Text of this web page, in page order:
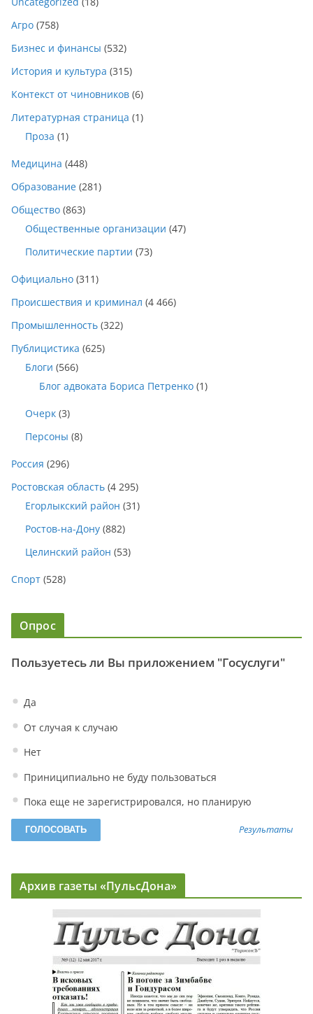
Агро (758)
Бизнес и финансы (532)
История и культура (315)
Контекст от чиновников (6)
Литературная страница (1)
Проза (1)
Медицина (448)
Образование (281)
Общество (863)
Общественные организации (47)
Политические партии (73)
Официально (311)
Происшествия и криминал (4 466)
Промышленность (322)
Публицистика (625)
Блоги (566)
Блог адвоката Бориса Петренко (1)
Очерк (3)
Персоны (8)
Россия (296)
Ростовская область (4 295)
Егорлыкский район (31)
Ростов-на-Дону (882)
Целинский район (53)
Спорт (528)
Опрос
Пользуетесь ли Вы приложением "Госуслуги"
Да
От случая к случаю
Нет
Приниципиально не буду пользоваться
Пока еще не зарегистрировался, но планирую
Результаты
Архив газеты «ПульсДона»